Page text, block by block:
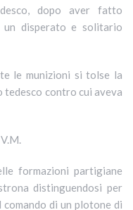
dopo aver fatto
disperato e solitario
le munizioni si tolse la
contro cui aveva
formazioni partigiane
distinguendosi per
di un plotone di